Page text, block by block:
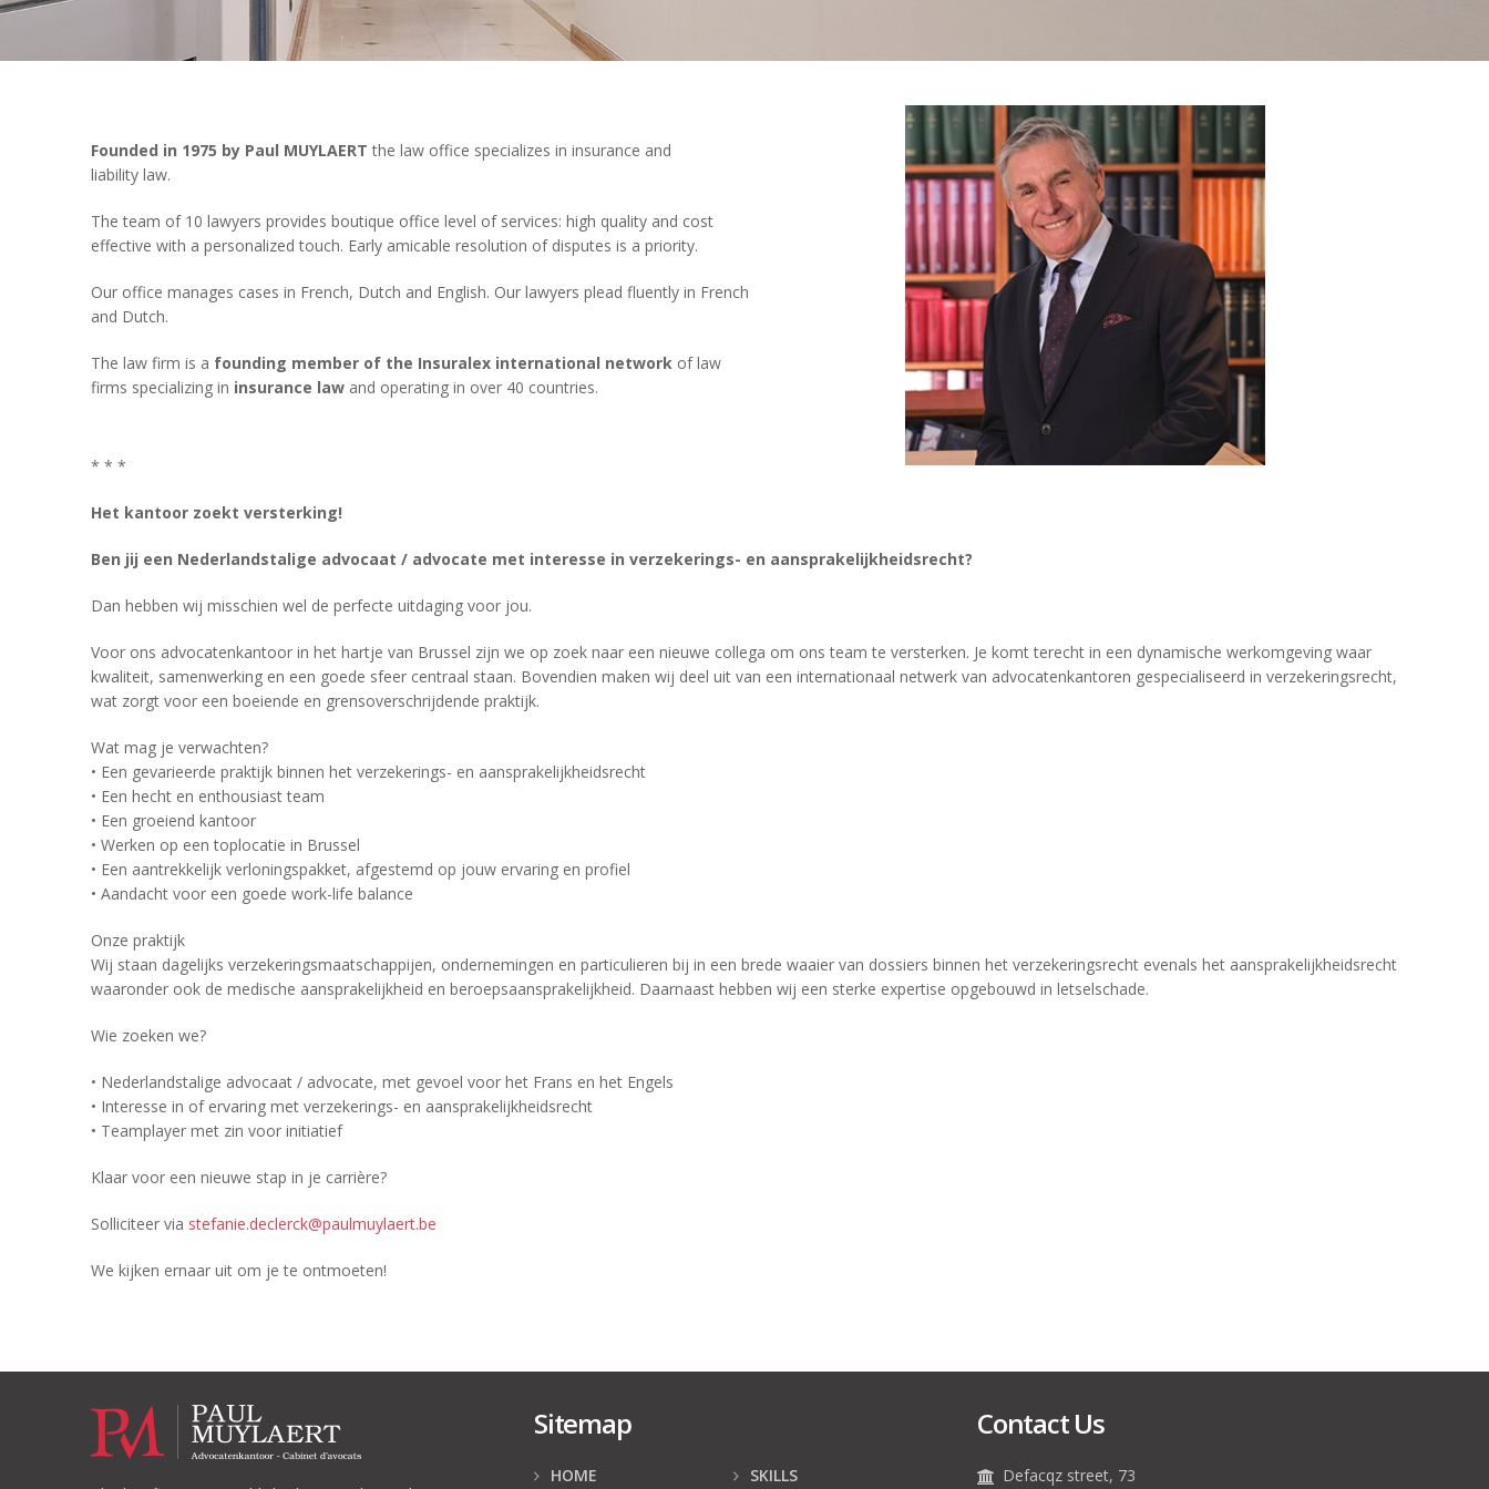
Founded in 1975 by Paul MUYLAERTthe law office specializes in insurance and
liability law.
The team of 10 lawyers provides boutique office level of services: high quality and cost
effective with a personalized touch. Early amicable resolution of disputes is a priority.
Our office manages cases in French, Dutch and English. Our lawyers plead fluently in French
and Dutch.
The law firm is a founding member of the Insuralex international network of law
firms specializing in insurance law and operating in over 40 countries.
* * *
Het kantoor zoekt versterking!
Ben jij een Nederlandstalige advocaat / advocate met interesse in verzekerings- en aansprakelijkheidsrecht?
Dan hebben wij misschien wel de perfecte uitdaging voor jou.
Voor ons advocatenkantoor in het hartje van Brussel zijn we op zoek naar een nieuwe collega om ons team te versterken. Je komt terecht in een dynamische werkomgeving waar
kwaliteit, samenwerking en een goede sfeer centraal staan. Bovendien maken wij deel uit van een internationaal netwerk van advocatenkantoren gespecialiseerd in verzekeringsrecht,
wat zorgt voor een boeiende en grensoverschrijdende praktijk.
Wat mag je verwachten?
• Een gevarieerde praktijk binnen het verzekerings- en aansprakelijkheidsrecht
• Een hecht en enthousiast team
• Een groeiend kantoor
• Werken op een toplocatie in Brussel
• Een aantrekkelijk verloningspakket, afgestemd op jouw ervaring en profiel
• Aandacht voor een goede work-life balance
Onze praktijk
Wij staan dagelijks verzekeringsmaatschappijen, ondernemingen en particulieren bij in een brede waaier van dossiers binnen het verzekeringsrecht evenals het aansprakelijkheidsrecht
waaronder ook de medische aansprakelijkheid en beroepsaansprakelijkheid. Daarnaast hebben wij een sterke expertise opgebouwd in letselschade.
Wie zoeken we?
• Nederlandstalige advocaat / advocate, met gevoel voor het Frans en het Engels
• Interesse in of ervaring met verzekerings- en aansprakelijkheidsrecht
• Teamplayer met zin voor initiatief
Klaar voor een nieuwe stap in je carrière?
Solliciteer via stefanie.declerck@paulmuylaert.be
We kijken ernaar uit om je te ontmoeten!
Sitemap
HOME SKILLS
Contact Us
Defacqz street, 73